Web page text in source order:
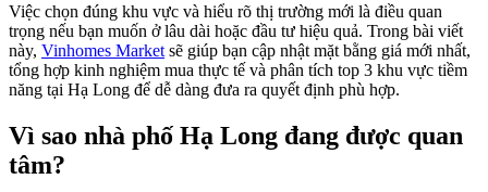
Việc chọn đúng khu vực và hiểu rõ thị trường mới là điều quan
trọng nếu bạn muốn ở lâu dài hoặc đầu tư hiệu quả. Trong bài viết
này, Vinhomes Market sẽ giúp bạn cập nhật mặt bằng giá mới nhất,
tổng hợp kinh nghiệm mua thực tế và phân tích top 3 khu vực tiềm
năng tại Hạ Long để dễ dàng đưa ra quyết định phù hợp.
Vì sao nhà phố Hạ Long đang được quan
tâm?